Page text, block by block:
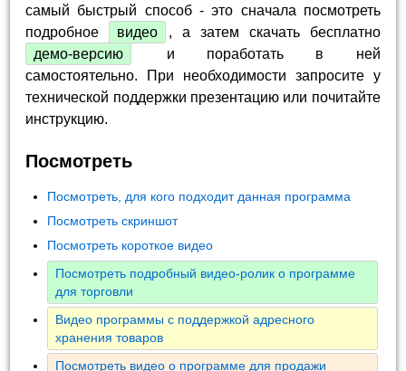
самый быстрый способ - это сначала посмотреть
подробное
видео
, а затем скачать бесплатно
демо-версию
и поработать в ней
самостоятельно. При необходимости запросите у
технической поддержки презентацию или почитайте
инструкцию.
Посмотреть
Посмотреть, для кого подходит данная программа
Посмотреть скриншот
Посмотреть короткое видео
Посмотреть подробный видео-ролик о программе
для торговли
Видео программы с поддержкой адресного
хранения товаров
Посмотреть видео о программе для продажи